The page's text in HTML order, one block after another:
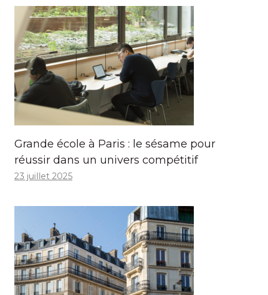
Grande école à Paris : le sésame pour
réussir dans un univers compétitif
23 juillet 2025